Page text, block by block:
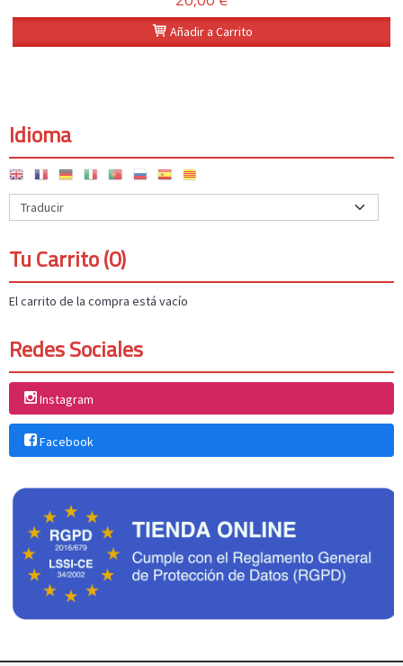
Idioma
Tu Carrito (0)
El carrito de la compra está vacío
Redes Sociales
Instagram
Facebook
Añadir a Carrito